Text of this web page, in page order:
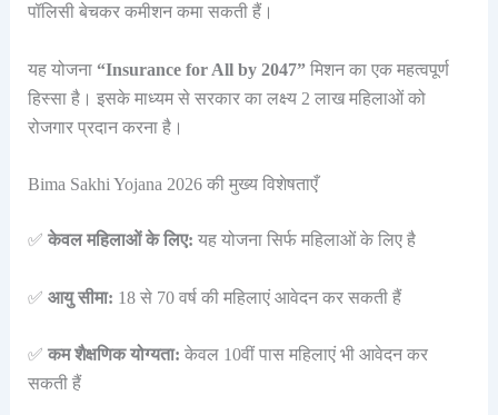
पॉलिसी बेचकर कमीशन कमा सकती हैं।
यह योजना “Insurance for All by 2047”मिशन का एक महत्वपूर्ण
हिस्सा है। इसके माध्यम से सरकार का लक्ष्य 2 लाख महिलाओं को
रोजगार प्रदान करना है।
Bima Sakhi Yojana 2026 की मुख्य विशेषताएँ
✅ केवल महिलाओं के लिए: यह योजना सिर्फ महिलाओं के लिए है
✅ आयु सीमा: 18 से 70 वर्ष की महिलाएं आवेदन कर सकती हैं
✅ कम शैक्षणिक योग्यता: केवल 10वीं पास महिलाएं भी आवेदन कर
सकती हैं